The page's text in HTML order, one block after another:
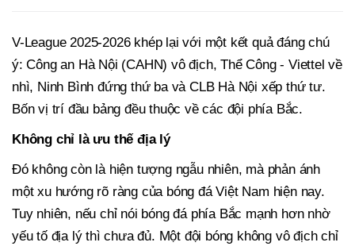
V-League 2025-2026 khép lại với một kết quả đáng chú
ý: Công an Hà Nội (CAHN) vô địch, Thể Công - Viettel về
nhì, Ninh Bình đứng thứ ba và CLB Hà Nội xếp thứ tư.
Bốn vị trí đầu bảng đều thuộc về các đội phía Bắc.
Không chỉ là ưu thế địa lý
Đó không còn là hiện tượng ngẫu nhiên, mà phản ánh
một xu hướng rõ ràng của bóng đá Việt Nam hiện nay.
Tuy nhiên, nếu chỉ nói bóng đá phía Bắc mạnh hơn nhờ
yếu tố địa lý thì chưa đủ. Một đội bóng không vô địch chỉ